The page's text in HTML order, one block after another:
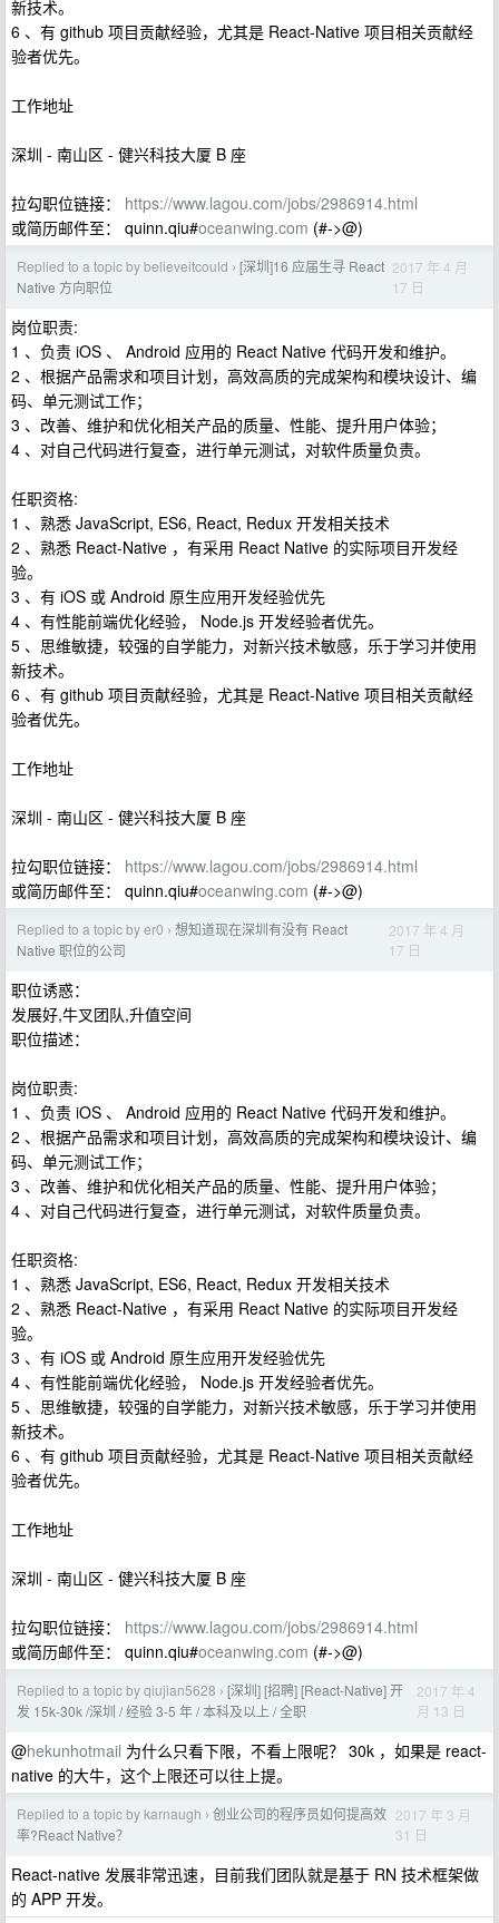
新技术。
6 、有 github 项目贡献经验，尤其是 React-Native 项目相关贡献经
验者优先。
工作地址
深圳 - 南山区 - 健兴科技大厦 B 座
拉勾职位链接： https://www.lagou.com/jobs/2986914.html
或简历邮件至： quinn.qiu#oceanwing.com (#->@)
Replied to a topic by believeitcould › [深圳]16 应届生寻 React
Native 方向职位
2017 年 4 月
17 日
岗位职责:
1 、负责 iOS 、 Android 应用的 React Native 代码开发和维护。
2 、根据产品需求和项目计划，高效高质的完成架构和模块设计、编
码、单元测试工作；
3 、改善、维护和优化相关产品的质量、性能、提升用户体验；
4 、对自己代码进行复查，进行单元测试，对软件质量负责。
任职资格:
1 、熟悉 JavaScript, ES6, React, Redux 开发相关技术
2 、熟悉 React-Native ，有采用 React Native 的实际项目开发经
验。
3 、有 iOS 或 Android 原生应用开发经验优先
4 、有性能前端优化经验， Node.js 开发经验者优先。
5 、思维敏捷，较强的自学能力，对新兴技术敏感，乐于学习并使用
新技术。
6 、有 github 项目贡献经验，尤其是 React-Native 项目相关贡献经
验者优先。
工作地址
深圳 - 南山区 - 健兴科技大厦 B 座
拉勾职位链接： https://www.lagou.com/jobs/2986914.html
或简历邮件至： quinn.qiu#oceanwing.com (#->@)
Replied to a topic by er0 › 想知道现在深圳有没有 React
Native 职位的公司
2017 年 4 月
17 日
职位诱惑：
发展好,牛叉团队,升值空间
职位描述：
岗位职责:
1 、负责 iOS 、 Android 应用的 React Native 代码开发和维护。
2 、根据产品需求和项目计划，高效高质的完成架构和模块设计、编
码、单元测试工作；
3 、改善、维护和优化相关产品的质量、性能、提升用户体验；
4 、对自己代码进行复查，进行单元测试，对软件质量负责。
任职资格:
1 、熟悉 JavaScript, ES6, React, Redux 开发相关技术
2 、熟悉 React-Native ，有采用 React Native 的实际项目开发经
验。
3 、有 iOS 或 Android 原生应用开发经验优先
4 、有性能前端优化经验， Node.js 开发经验者优先。
5 、思维敏捷，较强的自学能力，对新兴技术敏感，乐于学习并使用
新技术。
6 、有 github 项目贡献经验，尤其是 React-Native 项目相关贡献经
验者优先。
工作地址
深圳 - 南山区 - 健兴科技大厦 B 座
拉勾职位链接： https://www.lagou.com/jobs/2986914.html
或简历邮件至： quinn.qiu#oceanwing.com (#->@)
Replied to a topic by qiujian5628 › [深圳] [招聘] [React-Native] 开
发 15k-30k /深圳 / 经验 3-5 年 / 本科及以上 / 全职
2017 年 4
月 13 日
@hekunhotmail 为什么只看下限，不看上限呢？ 30k ，如果是 react-
native 的大牛，这个上限还可以往上提。
Replied to a topic by karnaugh › 创业公司的程序员如何提高效
率?React Native？
2017 年 3 月
31 日
React-native 发展非常迅速，目前我们团队就是基于 RN 技术框架做
的 APP 开发。